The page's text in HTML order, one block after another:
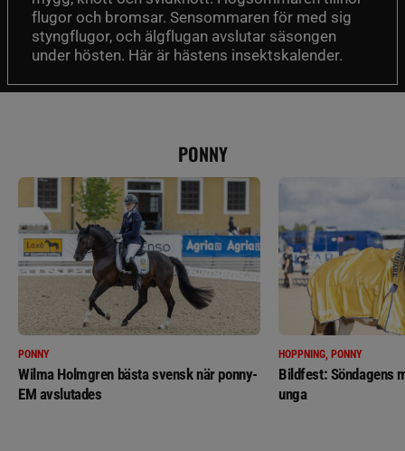
flugor och bromsar. Sensommaren för med sig
styngflugor, och älgflugan avslutar säsongen
under hösten. Här är hästens insektskalender.
PONNY
PONNY
Wilma Holmgren bästa svensk när ponny-
EM avslutades
HOPPNING, PONNY
Bildfest: Söndagens
unga